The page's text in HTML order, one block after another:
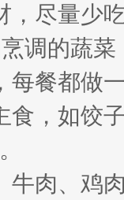
，尽量少
调的蔬
每餐都做
食，如饺
牛肉、鸡